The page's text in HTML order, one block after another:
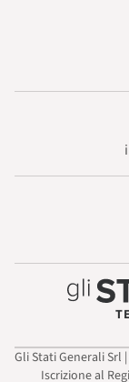
Gli Stati Generali Srl
Iscrizione al